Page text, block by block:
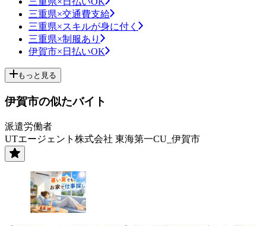
三重県×交通費支給
三重県×スキルが身に付く
三重県×制服あり
伊賀市×日払いOK
もっと見る
伊賀市の似たバイト
派遣労働者
UTエージェント株式会社 東海第一CU_伊賀市